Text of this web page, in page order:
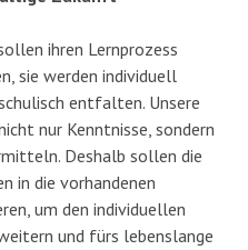
ihren Lernprozess
sie werden individuell
entfalten. Unsere
nur Kenntnisse, sondern
Deshalb sollen die
in die vorhandenen
um den individuellen
und fürs lebenslange